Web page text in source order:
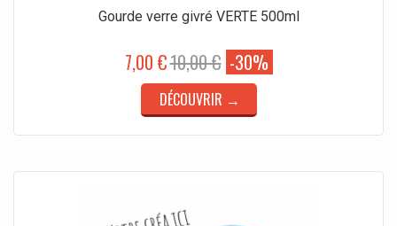
Gourde verre givré VERTE 500ml
7,00 €10,00 € -30%
DÉCOUVRIR →